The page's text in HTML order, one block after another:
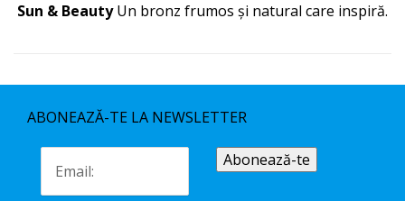
Sun & Beauty Un bronz frumos și natural care inspiră.
ABONEAZĂ-TE LA NEWSLETTER